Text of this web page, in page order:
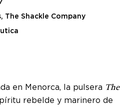
, The Shackle Company
en Menorca, la pulsera The
rebelde y marinero de